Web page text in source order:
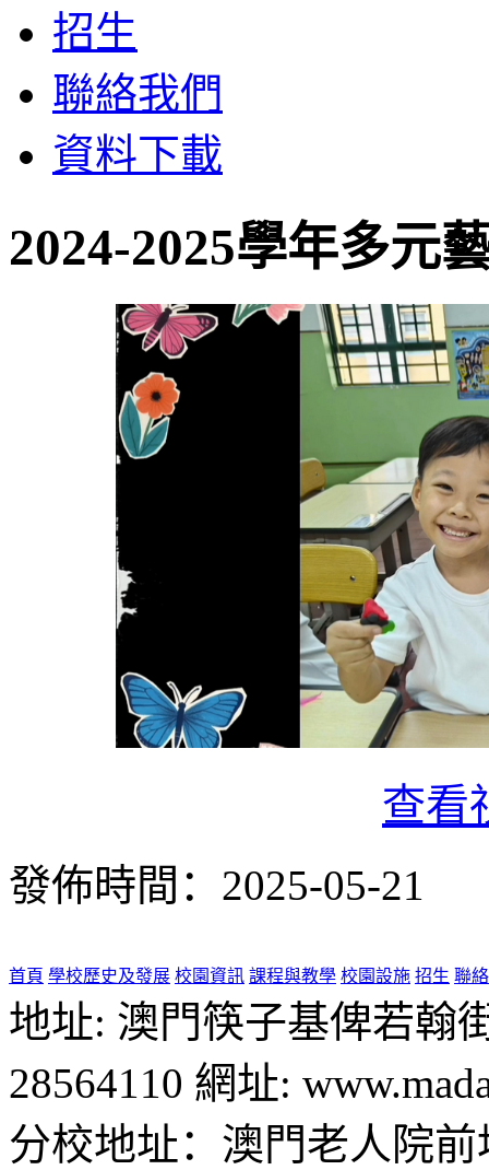
招生
聯絡我們
資料下載
2024-2025學年多元
查看
發佈時間：2025-05-21
首頁 學校歷史及發展 校園資訊 課程與教學 校園設施 招生 聯
地址: 澳門筷子基俾若翰
28564110 網址:
分校地址：澳門老人院